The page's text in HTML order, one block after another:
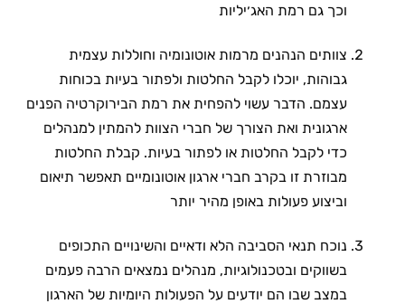
וכך גם רמת האג׳יליות
צוותים הנהנים מרמות אוטונומיה וחוללות עצמית
גבוהות, יוכלו לקבל החלטות ולפתור בעיות בכוחות
עצמם. הדבר עשוי להפחית את רמת הבירוקרטיה הפנים
ארגונית ואת הצורך של חברי הצוות להמתין למנהלים
כדי לקבל החלטות או לפתור בעיות. קבלת החלטות
מבוזרת זו בקרב חברי ארגון אוטונומיים תאפשר תיאום
וביצוע פעולות באופן מהיר יותר
נוכח תנאי הסביבה הלא ודאיים והשינויים התכופים
בשווקים ובטכנולוגיות, מנהלים נמצאים הרבה פעמים
במצב שבו הם יודעים על הפעולות היומיות של הארגון